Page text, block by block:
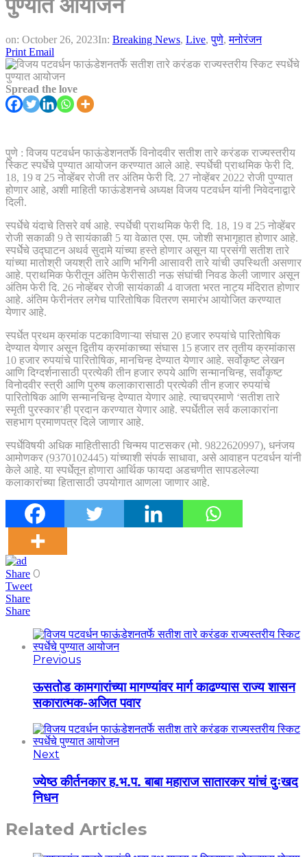
पुण्यात आयोजन
on: October 26, 2023In: Breaking News, Live,पुणे,मनोरंजन
Print Email
Spread the love
पुणे : विजय पटवर्धन फाऊंडेशनतर्फे विनोदवीर सतीश तारे करंडक राज्यस्तरीय
स्किट स्पर्धेचे पुण्यात आयोजन करण्यात आले आहे. स्पर्धेची प्राथमिक फेरी दि.
18, 19 व 25 नोव्हेंबर रोजी तर अंतिम फेरी दि. 27 नोव्हेंबर 2022 रोजी पुण्यात
होणार आहे, अशी माहिती फाऊंडेशनचे अध्यक्ष विजय पटवर्धन यांनी निवेदनाद्वारे
दिली.
स्पर्धेचे यंदाचे तिसरे वर्ष आहे. स्पर्धेची प्राथमिक फेरी दि. 18, 19 व 25 नोव्हेंबर
रोजी सकाळी 9 ते सायंकाळी 5 या वेळात एस. एम. जोशी सभागृहात होणार आहे.
स्पर्धेेचे उद्घाटन अथर्व सुदामे यांच्या हस्ते होणार असून या प्रसंगी सतीश तारे
यांच्या मातोश्री जयश्री तारे आणि भगिनी आसावरी तारे यांची उपस्थिती असणार
आहे. प्राथमिक फेरीतून अंतिम फेरीसाठी नऊ संघांची निवड केली जाणार असून
अंतिम फेरी दि. 26 नोव्हेंबर रोजी सायंकाळी 4 वाजता भरत नाट्य मंदिरात होणार
आहे. अंतिम फेरीनंतर लगेच पारितोषिक वितरण समारंभ आयोजित करण्यात
येणार आहे.
स्पर्धेत प्रथम क्रमांक पटकाविणाऱ्या संघास 20 हजार रुपयांचे पारितोषिक
देण्यात येणार असून द्वितीय क्रमांकाच्या संघास 15 हजार तर तृतीय क्रमांकास
10 हजार रुपयांचे पारितोषिक, मानचिन्ह देण्यात येणार आहे. सर्वोकृष्ट लेखन
आणि दिग्दर्शनासाठी प्रत्येकी तीन हजार रुपये आणि सन्मानचिन्ह, सर्वोकृष्ट
विनोदवीर स्त्री आणि पुरुष कलाकारासाठी प्रत्येकी तीन हजार रुपयांचे
पारितोषिक आणि सन्मानचिन्ह देण्यात येणार आहे. त्याचप्रमाणे ‌‘सतीश तारे
स्मृती पुरस्कार’ही प्रदान करण्यात येणार आहे. स्पर्धेतील सर्व कलाकारांना
सहभाग प्रमाणपत्र दिले जाणार आहे.
स्पर्धेविषयी अधिक माहितीसाठी चिन्मय पाटसकर (मो. 9822620997), धनंजय
आमोणकर (9370102445) यांच्याशी संपर्क साधावा, असे आवाहन पटवर्धन यांनी
केले आहे. या स्पर्धेतून होणारा आर्थिक फायदा अडचणीत सापडलेल्या
कलाकारांच्या हितासाठी उपयोगात आणला जाणार आहे.
Share 0
Tweet
Share
Share
Previous
ऊसतोड कामगारांच्या मागण्यांवर मार्ग काढण्यास राज्य शासन
सकारात्मक-अजित पवार
Next
ज्येष्ठ कीर्तनकार ह.भ.प. बाबा महाराज सातारकर यांचं दुःखद
निधन
Related Articles